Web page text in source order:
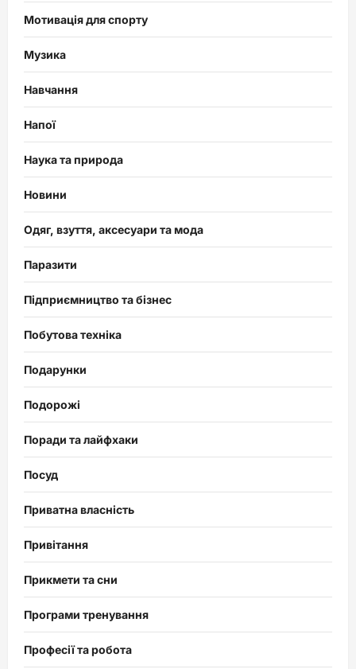
Мотивація для спорту
Музика
Навчання
Напої
Наука та природа
Новини
Одяг, взуття, аксесуари та мода
Паразити
Підприємництво та бізнес
Побутова техніка
Подарунки
Подорожі
Поради та лайфхаки
Посуд
Приватна власність
Привітання
Прикмети та сни
Програми тренування
Професії та робота